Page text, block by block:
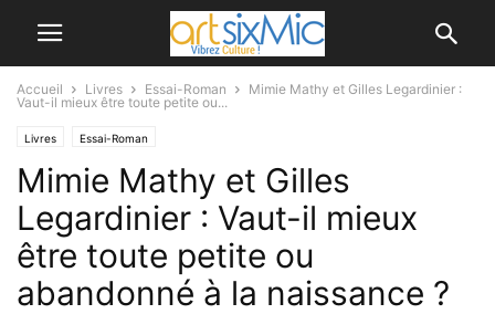
Accueil Livres Essai-Roman
Mimie Mathy et Gilles Legardinier :
Vaut-il mieux être toute petite ou...
Livres Essai-Roman
Mimie Mathy et Gilles
Legardinier : Vaut-il mieux
être toute petite ou
abandonné à la naissance ?